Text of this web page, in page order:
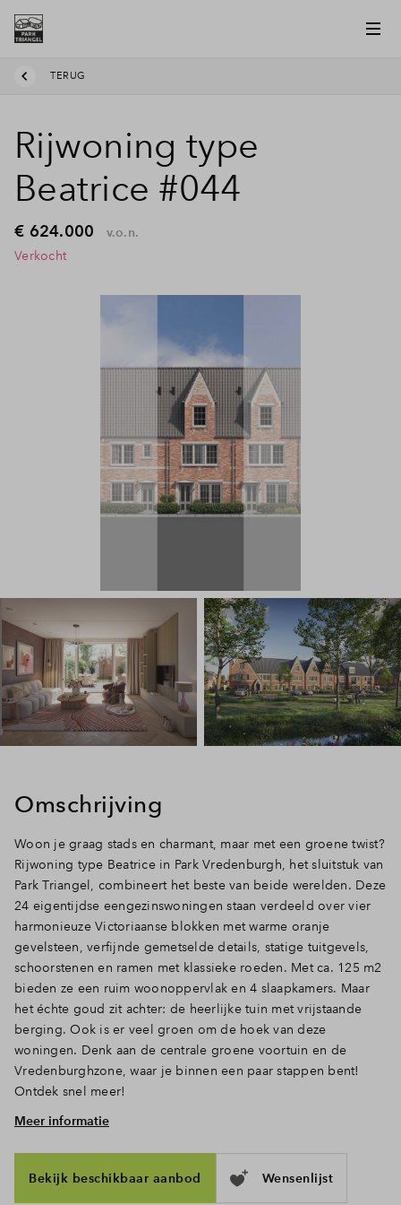
TERUG
Rijwoning type
Beatrice #044
€ 624.000
v.o.n.
Verkocht
Omschrijving
Woon je graag stads en charmant, maar met een groene twist?
Rijwoning type Beatrice in Park Vredenburgh, het sluitstuk van
Park Triangel, combineert het beste van beide werelden. Deze
24 eigentijdse eengezinswoningen staan verdeeld over vier
harmonieuze Victoriaanse blokken met warme oranje
gevelsteen, verfijnde gemetselde details, statige tuitgevels,
schoorstenen en ramen met klassieke roeden. Met ca. 125 m2
bieden ze een ruim woonoppervlak en 4 slaapkamers. Maar
het échte goud zit achter: de heerlijke tuin met vrijstaande
berging. Ook is er veel groen om de hoek van deze
woningen. Denk aan de centrale groene voortuin en de
Vredenburghzone, waar je binnen een paar stappen bent!
Ontdek snel meer!
Ruimte, licht en openslaande deuren naar de tuin
toilet en trapopgang loop je door naar het woongedeelte,
waar het daglicht door de hoge ramen en deuren rijkelijk
Meer informatie
Bekijk beschikbaar aanbod Wensenlijst